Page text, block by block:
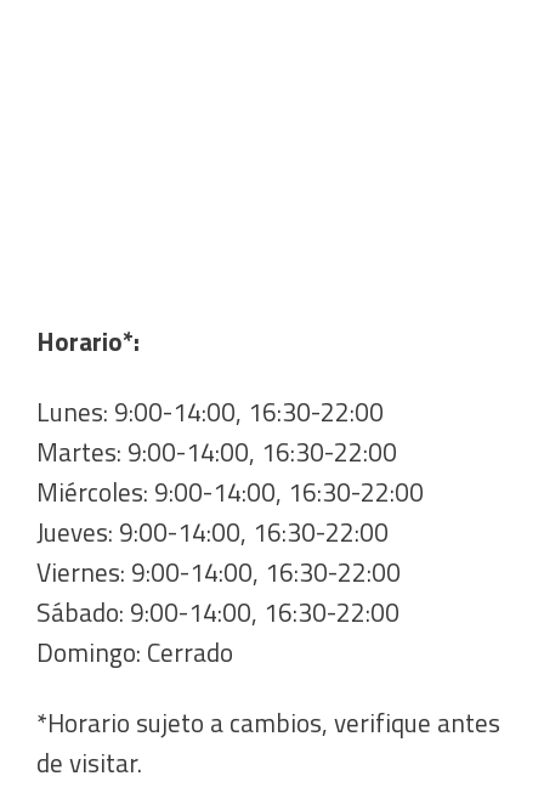
Horario*:
Lunes: 9:00-14:00, 16:30-22:00
Martes: 9:00-14:00, 16:30-22:00
Miércoles: 9:00-14:00, 16:30-22:00
Jueves: 9:00-14:00, 16:30-22:00
Viernes: 9:00-14:00, 16:30-22:00
Sábado: 9:00-14:00, 16:30-22:00
Domingo: Cerrado
*Horario sujeto a cambios, verifique antes
de visitar.